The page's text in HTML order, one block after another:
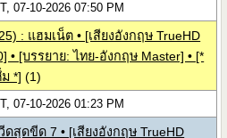
07-10-2026 07:50 PM
: แฮมเน็ต • [เสียงอังกฤษ TrueHD
• [บรรยาย: ไทย-อังกฤษ Master] • [*
*] (1)
07-10-2026 01:23 PM
ดสุดขีด 7 • [เสียงอังกฤษ TrueHD